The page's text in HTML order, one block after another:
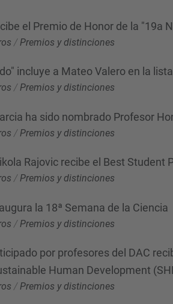
el Premio de Honor de la "19a
/ Premios y distinciones
incluye a Mateo Valero en la
/Premios y distinciones
ha sido nombrado Profesor
/ Premios y distinciones
Rajovic recibe el Best
/Premios y distinciones
la 18ª Semana de la Ciencia
/ Premios y distinciones
por profesores del DAC
Human Development
/Premios y distinciones